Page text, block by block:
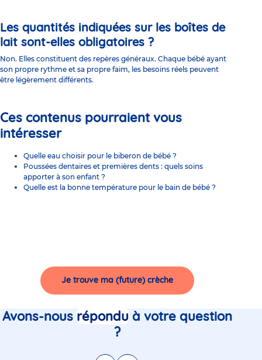
Les quantités indiquées sur les boîtes de
lait sont-elles obligatoires ?
Non. Elles constituent des repères généraux. Chaque bébé ayant
son propre rythme et sa propre faim, les besoins réels peuvent
être légèrement différents.
Ces contenus pourraient vous
intéresser
Quelle eau choisir pour le biberon de bébé ?
Poussées dentaires et premières dents : quels soins
apporter à son enfant ?
Quelle est la bonne température pour le bain de bébé ?
Je trouve ma (future) crèche
Avons-nous réponduà votre question
?